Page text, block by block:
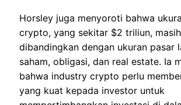
Horsley juga menyoroti bahwa
crypto, yang sekitar $2 triliun,
dibandingkan dengan ukuran pasar
saham, obligasi, dan real estate. Ia
bahwa industry crypto perlu
yang kuat kepada investor untuk